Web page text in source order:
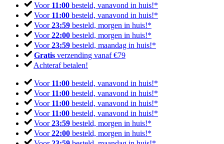
Voor 11:00 besteld, vanavond in huis!*
Voor 11:00 besteld, vanavond in huis!*
Voor23:59 besteld, morgen in huis!*
Voor22:00 besteld, morgen in huis!*
Voor23:59 besteld, maandag in huis!*
Gratis verzending vanaf €79
Achteraf betalen!
Voor 11:00 besteld, vanavond in huis!*
Voor 11:00 besteld, vanavond in huis!*
Voor 11:00 besteld, vanavond in huis!*
Voor 11:00 besteld, vanavond in huis!*
Voor23:59 besteld, morgen in huis!*
Voor22:00 besteld, morgen in huis!*